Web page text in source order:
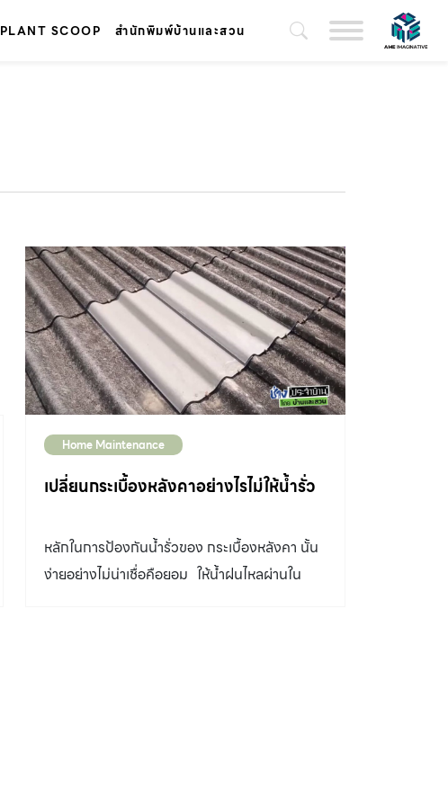
PLANT SCOOP สำนักพิมพ์บ้านและสวน
Home Maintenance
เปลี่ยนกระเบื้องหลังคาอย่างไรไม่ให้น้ำรั่ว
หลักในการป้องกันน้ำรั่วของ กระเบื้องหลังคา นั้น
ง่ายอย่างไม่น่าเชื่อคือยอม ให้น้ำฝนไหลผ่านใน